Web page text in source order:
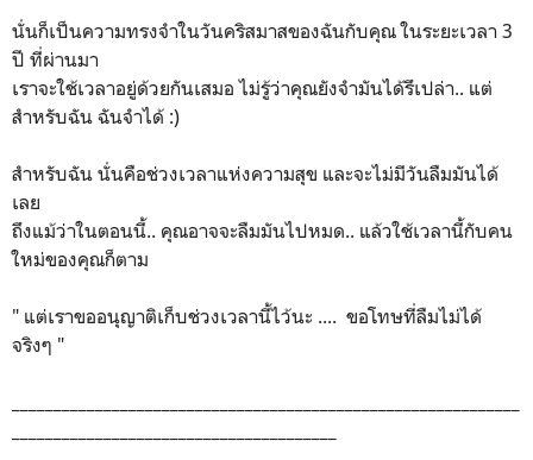
นั่นก็เป็นความทรงจำในวันคริสมาสของฉันกับคุณ ในระยะเวลา 3
ปี ที่ผ่านมา
เราจะใช้เวลาอยู่ด้วยกันเสมอ ไม่รู้ว่าคุณยังจำมันได้รึเปล่า.. แต่
สำหรับฉัน ฉันจำได้ :)
สำหรับฉัน นั่นคือช่วงเวลาแห่งความสุข และจะไม่มีวันลืมมันได้
เลย
ถึงแม้ว่าในตอนนี้.. คุณอาจจะลืมมันไปหมด.. แล้วใช้เวลานี้กับคน
ใหม่ของคุณก็ตาม
" แต่เราขออนุญาติเก็บช่วงเวลานี้ไว้นะ .... ขอโทษที่ลืมไม่ได้
จริงๆ "